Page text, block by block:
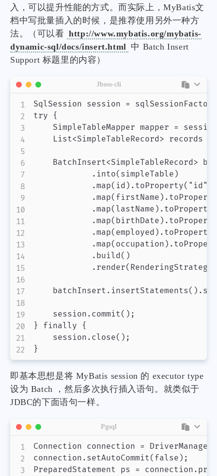
入，可以提升性能的方式。而实际上，MyBatis文
档中写批量插入的时候，是推荐使用另外一种方
法。（可以看 http://www.mybatis.org/mybatis-
dynamic-sql/docs/insert.html 中 Batch Insert
Support 标题里的内容）
SqlSession session =
try {
SimpleTableMapper mapper =
List<SimpleTableRecord> records
BatchInsert<SimpleTableRecord>
            .into(simpleTable)
            .map(id).toProperty("id")
            .build()
    session.commit();
} finally {
    session.close();
Jboss-cli
即基本思想是将 MyBatis session 的 executor type
设为 Batch ，然后多次执行插入语句。就类似于
JDBC的下面语句一样。
Connection connection =
connection.setAutoCommit(false);
PreparedStatement ps =
Pgsql